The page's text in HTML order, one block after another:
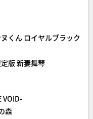
くん ロイヤルブラック
版 新妻舞琴
VOID-
森